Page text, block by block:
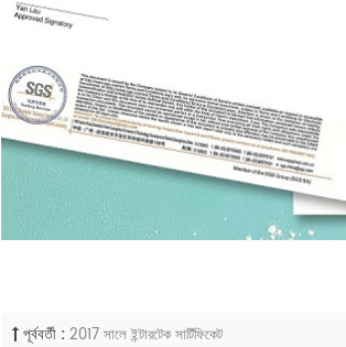
পূর্ববর্তী :2017 সালে ইন্টারটেক সার্টিফিকেট